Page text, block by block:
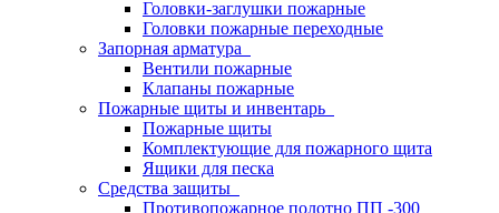
Головки-заглушки пожарные
Головки пожарные переходные
Запорная арматура
Вентили пожарные
Клапаны пожарные
Пожарные щиты и инвентарь
Пожарные щиты
Комплектующие для пожарного щита
Ящики для песка
Средства защиты
Противопожарное полотно ПП -300